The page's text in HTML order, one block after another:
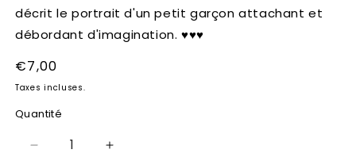
décrit le portrait d'un petit garçon attachant et
débordant d'imagination. ♥♥♥
Prix
habituel
€7,00
Taxes incluses.
Quantité
Réduire
Augmenter